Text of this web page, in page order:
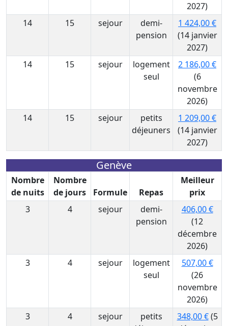
2027)
14
15 sejour
demi-
pension
1 424,00 €
(14 janvier
2027)
14
15 sejour
logement
seul
2 186,00 €
(6
novembre
2026)
14
15 sejour
petits
déjeuners
1 209,00 €
(14 janvier
2027)
Genève
Nombre
de nuits
Nombre
de jours
Formule Repas
Meilleur
prix
3
4 sejour
demi-
pension
406,00 €
(12
décembre
2026)
3
4 sejour
logement
seul
507,00 €
(26
novembre
2026)
3
4 sejour
petits
348,00 €(5